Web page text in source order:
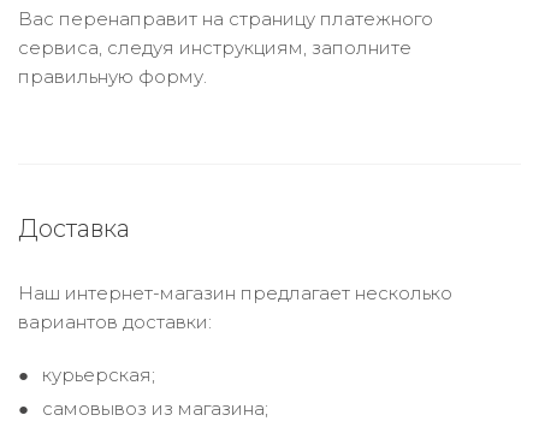
Вас перенаправит на страницу платежного
сервиса, следуя инструкциям, заполните
правильную форму.
Доставка
Наш интернет-магазин предлагает несколько
вариантов доставки:
курьерская;
самовывоз из магазина;